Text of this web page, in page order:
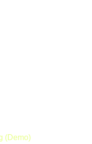
(Demo)